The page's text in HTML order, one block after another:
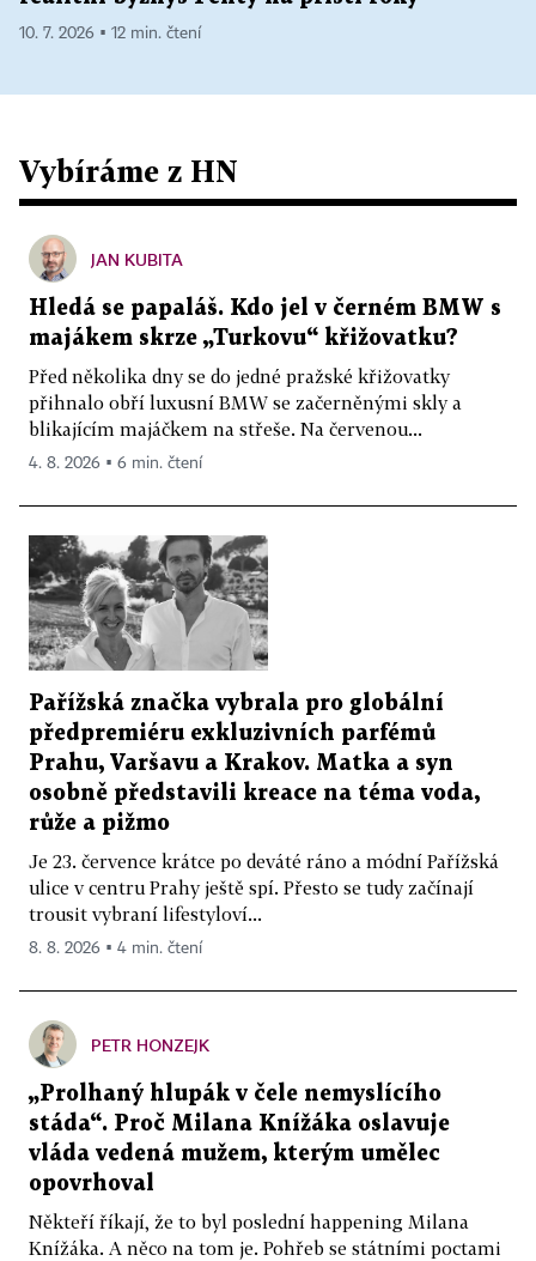
10. 7. 2026 ▪ 12 min. čtení
Vybíráme z HN
JAN KUBITA
Hledá se papaláš. Kdo jel v černém BMW s
majákem skrze „Turkovu“ křižovatku?
Před několika dny se do jedné pražské křižovatky
přihnalo obří luxusní BMW se začerněnými skly a
blikajícím majáčkem na střeše. Na červenou...
4. 8. 2026 ▪ 6 min. čtení
Pařížská značka vybrala pro globální
předpremiéru exkluzivních parfémů
Prahu, Varšavu a Krakov. Matka a syn
osobně představili kreace na téma voda,
růže a pižmo
Je 23. července krátce po deváté ráno a módní Pařížská
ulice v centru Prahy ještě spí. Přesto se tudy začínají
trousit vybraní lifestyloví...
8. 8. 2026 ▪ 4 min. čtení
PETR HONZEJK
„Prolhaný hlupák v čele nemyslícího
stáda“. Proč Milana Knížáka oslavuje
vláda vedená mužem, kterým umělec
opovrhoval
Někteří říkají, že to byl poslední happening Milana
Knížáka. A něco na tom je. Pohřeb se státními poctami